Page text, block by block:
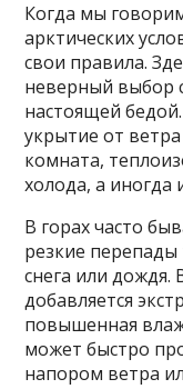
Когда мы
арктических
свои правила.
неверный выбор
настоящей
укрытие от
комната,
холода, а иногда
В горах часто
резкие
снега или дождя.
добавляется
повышенная
может быстро
напором ветра